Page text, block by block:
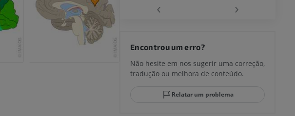
IRM
PREMIUM
Artrografia do joelho
‹ ›
Encontrou um erro?
Não hesite em nos sugerir uma correção,
tradução ou melhora de conteúdo.
Relatar um problema